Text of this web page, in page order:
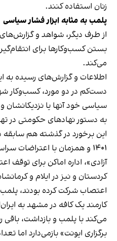
زنان استفاده کنند.
پلمب به مثابه ابزار فشار سیاسی
از طرف دیگر، شواهد و
بستن کسب‌وکارها برای
می‌کند.
اطلاعات و گزارش‌های رسیده به
دست‌کم در دو مورد، کسب‌وکار
سیاسی خود آنها یا نزدیکانشان
به دستور نهادهای حکومتی در
این برخورد در گذشته هم سابقه
۱۴۰۱ و همزمان با اعتراضات
آزادی»، اداره اماکن برای
کردستان و نیز در ایلام و
اعتصاب شرکت کرده بودند،
کارمند یک کافه در مشهد به
می‌کند با پلمب و بازداشت، باقی
برگزاری ایونت» بازمی‌دارد اما